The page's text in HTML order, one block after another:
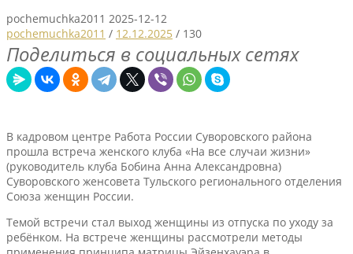
pochemuchka2011 2025-12-12
pochemuchka2011 / 12.12.2025 / 130
Поделиться в социальных сетях
В кадровом центре Работа России Суворовского района
прошла встреча женского клуба «На все случаи жизни»
(руководитель клуба Бобина Анна Александровна)
Суворовского женсовета Тульского регионального отделения
Союза женщин России.
Темой встречи стал выход женщины из отпуска по уходу за
ребёнком. На встрече женщины рассмотрели методы